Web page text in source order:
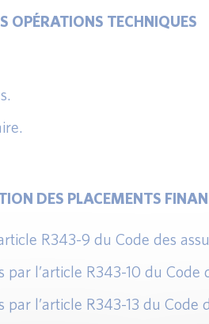
OPÉRATIONS TECHNIQUES
DES PLACEMENTS
R343-9 du Code des
l’article R343-10 du Code
l’article R343-13 du Code